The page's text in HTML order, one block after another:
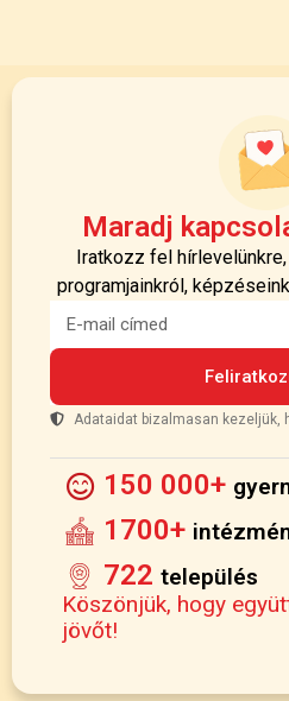
Maradj
Iratkozz fel
programjainkról,
Adataidat bizalmasan kezeljük,
150 000+
1700+
722 település
Köszönjük, hogy
jövőt!